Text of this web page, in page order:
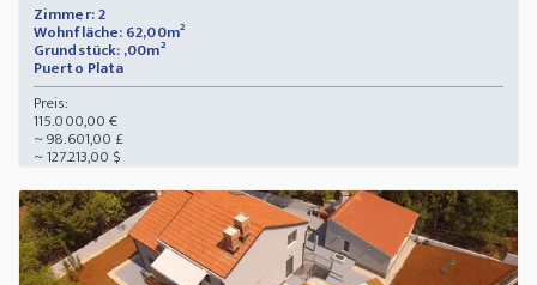
Zimmer: 2
Wohnfläche: 62,00m²
Grundstück: ,00m²
Puerto Plata
Preis:
115.000,00 €
~ 98.601,00 £
~ 127.213,00 $